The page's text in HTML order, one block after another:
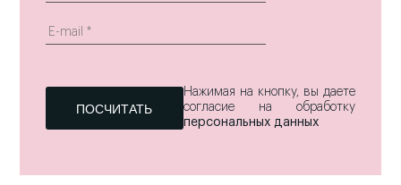
Нажимая на кнопку, вы даете
согласие на обработку
персональных данных